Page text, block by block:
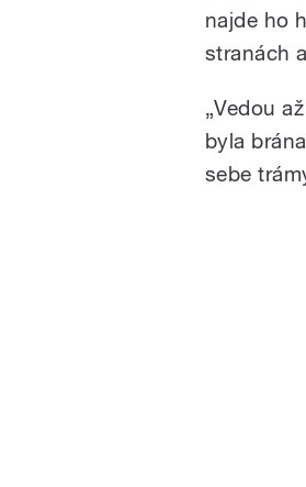
najde ho
stranách
„Vedou
byla
sebe